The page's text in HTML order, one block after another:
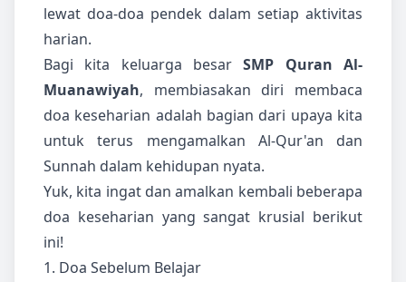
lewat doa-doa pendek dalam setiap aktivitas
harian.
Bagi kita keluarga besarSMP Quran Al-
Muanawiyah, membiasakan diri membaca
doa keseharian adalah bagian dari upaya kita
untuk terus mengamalkan Al-Qur'an dan
Sunnah dalam kehidupan nyata.
Yuk, kita ingat dan amalkan kembali beberapa
doa keseharian yang sangat krusial berikut
ini!
1. Doa Sebelum Belajar